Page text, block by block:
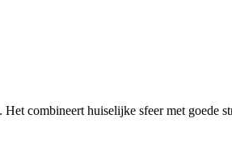
combineert huiselijke sfeer met goede